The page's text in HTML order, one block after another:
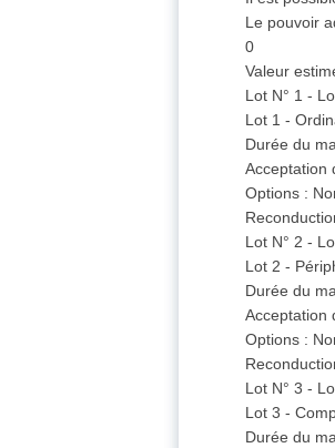
Le pouvoir
0
Valeur
Lot N° 1 -
Lot 1 -
Durée du
Acceptation
Options :
Lot N° 2 -
Lot 2 -
Durée du
Acceptation
Options :
Lot N° 3 -
Lot 3 -
Durée du